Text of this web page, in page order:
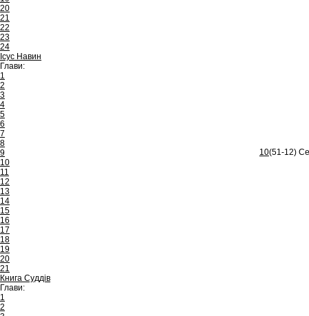
20
21
22
23
24
Ісус Навин
Глави:
1
2
3
4
5
6
7
8
9
10
11
12
13
14
15
16
17
18
19
20
21
Книга Суддів
Глави:
1
2
10(51-12)